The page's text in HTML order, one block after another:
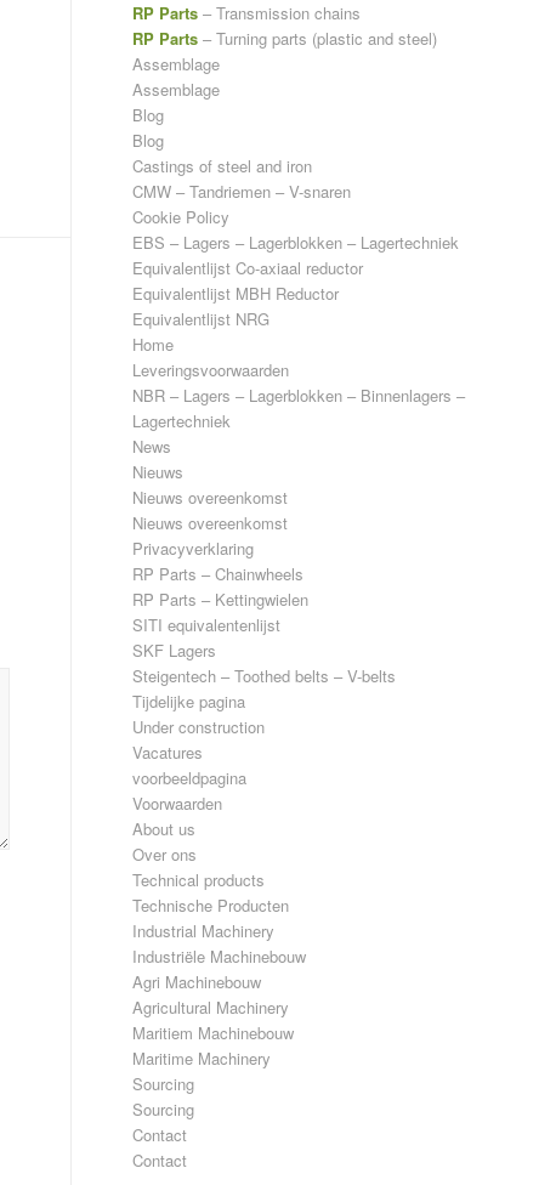
RP Parts – Transmission chains
RP Parts – Turning parts (plastic and steel)
Assemblage
Assemblage
Blog
Blog
Castings of steel and iron
CMW – Tandriemen – V-snaren
Cookie Policy
EBS – Lagers – Lagerblokken – Lagertechniek
Equivalentlijst Co-axiaal reductor
Equivalentlijst MBH Reductor
Equivalentlijst NRG
Home
Leveringsvoorwaarden
NBR – Lagers – Lagerblokken – Binnenlagers –
Lagertechniek
News
Nieuws
Nieuws overeenkomst
Nieuws overeenkomst
Privacyverklaring
RP Parts – Chainwheels
RP Parts – Kettingwielen
SITI equivalentenlijst
SKF Lagers
Steigentech – Toothed belts – V-belts
Tijdelijke pagina
Under construction
Vacatures
voorbeeldpagina
Voorwaarden
About us
Over ons
Technical products
Technische Producten
Industrial Machinery
Industriële Machinebouw
Agri Machinebouw
Agricultural Machinery
Maritiem Machinebouw
Maritime Machinery
Sourcing
Sourcing
Contact
Contact